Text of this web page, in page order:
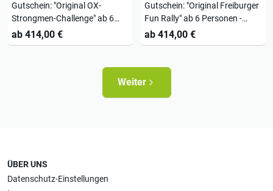
Gutschein: "Original OX-
Strongmen-Challenge" ab 6
Personen - Mögen Die
Stärkeren Gewinnen" (Preis je
ab 414,00 €
Gutschein: "Original Freiburger
Fun Rally" ab 6 Personen -
Freiburg spaßig erleben (Preis
je Person ab 62,10 €)
ab 414,00 €
Weiter
ÜBER UNS
Datenschutz-Einstellungen